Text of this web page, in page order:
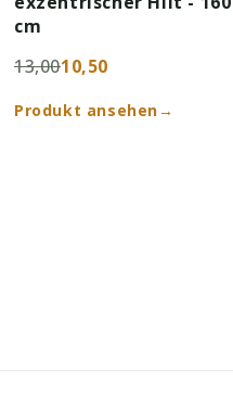
cm
13,0010,50
Produkt ansehen→